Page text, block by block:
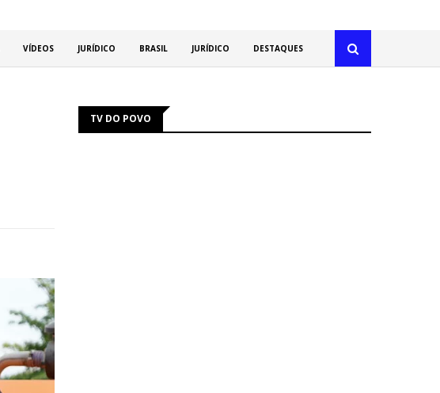
VÍDEOS JURÍDICO BRASIL JURÍDICO DESTAQUES
TV DO POVO